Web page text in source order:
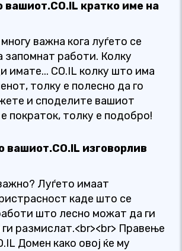
кратко име на
важна кога луѓето се
запомнат работи. Колку
имате... CO.IL колку што има
толку е полесно да го
и споделите вашиот
пократок, толку е подобро!
вашиот.CO.IL изговорлив
Луѓето имаат
каде што се
што лесно можат да ги
размислат.<br><br> Правење
Домен како овој ќе му